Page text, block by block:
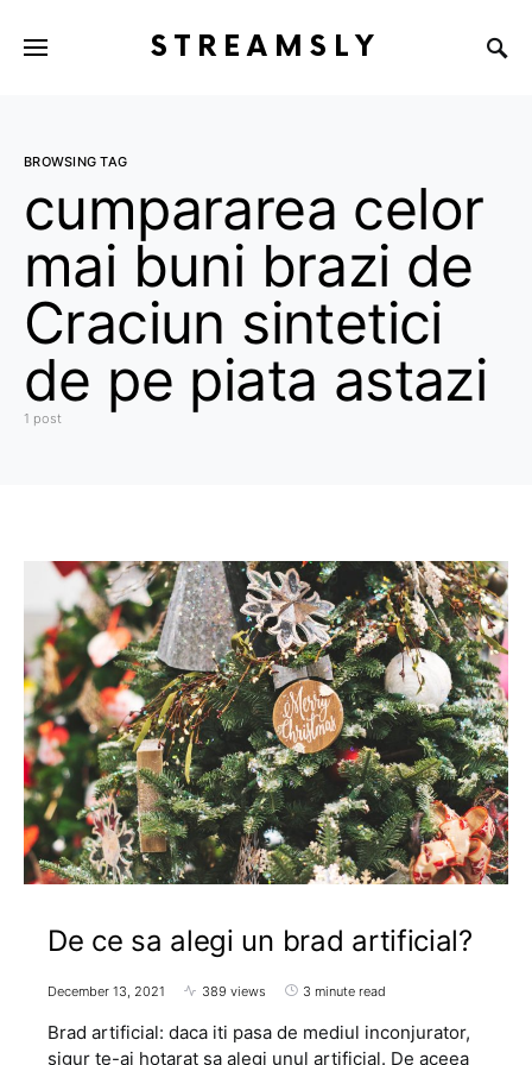
STREAMSLY
BROWSING TAG
cumpararea celor
mai buni brazi de
Craciun sintetici
de pe piata astazi
1 post
De ce sa alegi un brad artificial?
December 13, 2021 389 views 3 minute read
Brad artificial: daca iti pasa de mediul inconjurator,
sigur te-ai hotarat sa alegi unul artificial. De aceea